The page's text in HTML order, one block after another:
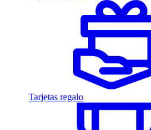
Tarjetas regalo